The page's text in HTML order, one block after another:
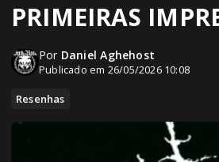
PRIMEIRAS
Por Daniel Aghehost
Publicado em 26/05/2026 10:08
Resenhas